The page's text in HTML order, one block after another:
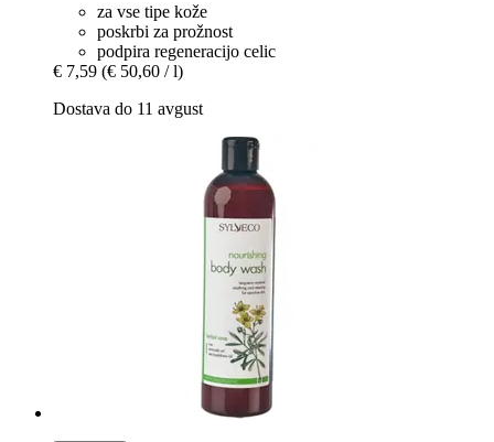
za vse tipe kože
poskrbi za prožnost
podpira regeneracijo celic
€ 7,59 (€ 50,60 / l)
Dostava do 11 avgust